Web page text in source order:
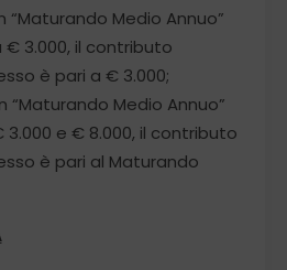
“Maturando Medio Annuo”
€ 3.000, il contributo
è pari a € 3.000;
“Maturando Medio Annuo”
e € 8.000, il contributo
è pari al Maturando